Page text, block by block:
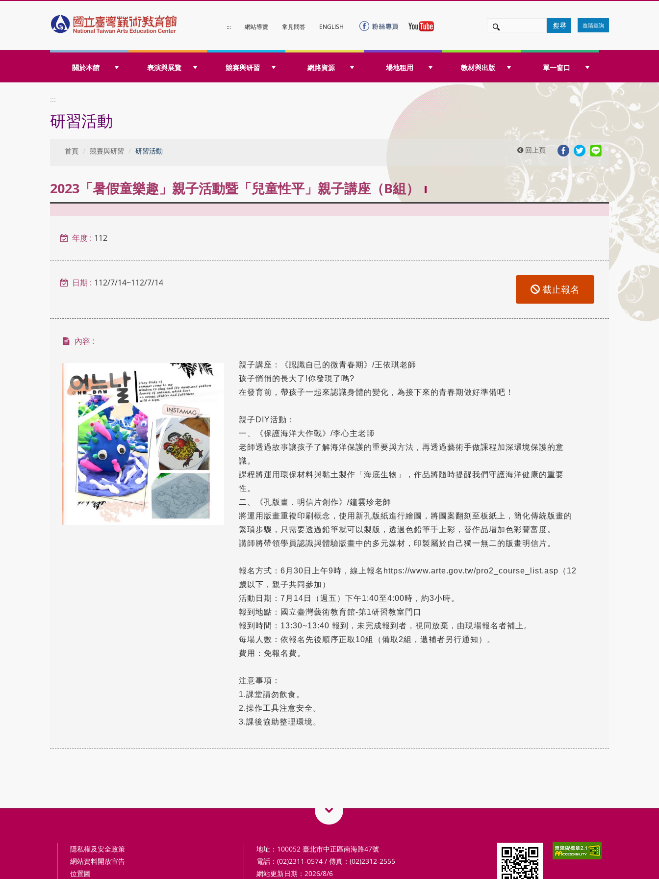
跳
主
區
::: 網站導覽 常見問答 ENGLISH 進階查詢
關於本館 表演與展覽 競賽與研習 網路資源 場地租用 教材與出版 單一窗口
:::
研習活動
首頁 競賽與研習 研習活動 回上頁
2023「暑假童樂趣」親子活動暨「兒童性平」親子講座（B組）
年度 : 112
日期 : 112/7/14~112/7/14 截止報名
內容 :
親子講座：《認識自已的微青春期》/王依琪老師
孩子悄悄的長大了!你發現了嗎?
在發育前，帶孩子一起來認識身體的變化，為接下來的青春期做好準備吧！
親子DIY活動：
一、《保護海洋大作戰》/李心主老師
老師透過故事讓孩子了解海洋保護的重要與方法，再透過藝術手做課程加深環境保護的意
識。
課程將運用環保材料與黏土製作「海底生物」，作品將隨時提醒我們守護海洋健康的重要
性。
二、《孔版畫．明信片創作》/鐘雲珍老師
將運用版畫重複印刷概念，使用新孔版紙進行繪圖，將圖案翻刻至板紙上，簡化傳統版畫的
繁瑣步驟，只需要透過鉛筆就可以製版，透過色鉛筆手上彩，替作品增加色彩豐富度。
講師將帶領學員認識與體驗版畫中的多元媒材，印製屬於自己獨一無二的版畫明信片。
報名方式：6月30日上午9時，線上報名https://www.arte.gov.tw/pro2_course_list.asp（12
歲以下，親子共同參加）
活動日期：7月14日（週五）下午1:40至4:00時，約3小時。
報到地點：國立臺灣藝術教育館-第1研習教室門口
報到時間：13:30~13:40 報到，未完成報到者，視同放棄，由現場報名者補上。
每場人數：依報名先後順序正取10組（備取2組，遞補者另行通知）。
費用：免報名費。
注意事項：
1.課堂請勿飲食。
2.操作工具注意安全。
3.課後協助整理環境。
隱私權及安全政策
網站資料開放宣告
位置圖
地址：100052 臺北市中正區南海路47號
電話：(02)2311-0574 / 傳真：(02)2312-2555
網站更新日期：2026/8/6